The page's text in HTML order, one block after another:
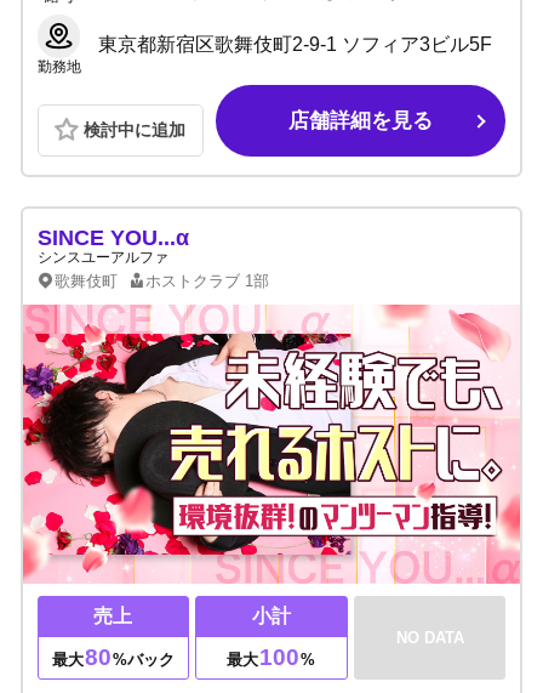
勤務地
東京都新宿区歌舞伎町2-9-1 ソフィア3ビル5F
検討中に追加 店舗詳細を見る
SINCE YOU...α
シンスユーアルファ
歌舞伎町 ホストクラブ 1部
売上
最大80%バック
小計
最大100%
NO DATA